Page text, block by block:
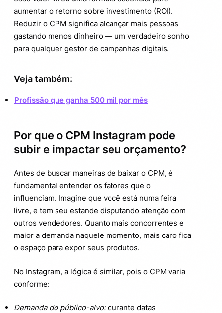
5.
Fique atento a erros que podem inflar seu
CPM Instagram
O impacto do CPM baixo na sua
aumentar o retorno sobre investimento (ROI).
Reduzir o CPM significa alcançar mais pessoas
gastando menos dinheiro — um verdadeiro sonho
para qualquer gestor de campanhas digitais.
Veja também:
Profissão que ganha 500 mil por mês
Por que o CPM Instagram pode
subir e impactar seu orçamento?
Antes de buscar maneiras de baixar o CPM, é
fundamental entender os fatores que o
influenciam. Imagine que você está numa feira
livre, e tem seu estande disputando atenção com
outros vendedores. Quanto mais concorrentes e
maior a demanda naquele momento, mais caro fica
o espaço para expor seus produtos.
No Instagram, a lógica é similar, pois o CPM varia
conforme:
Demanda do público-alvo:durante datas